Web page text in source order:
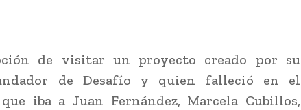
de visitar un proyecto creado por su
de Desafío y quien falleció en el
iba a Juan Fernández, Marcela Cubillos,